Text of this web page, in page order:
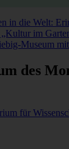
in die Welt:
im
Museum
des